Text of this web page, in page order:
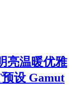
亮温暖优雅
设 Gamut